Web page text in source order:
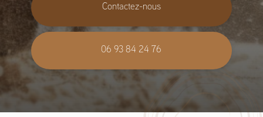
Contactez-nous
06 93 84 24 76